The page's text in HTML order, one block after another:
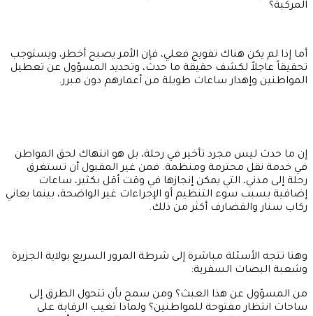
المركبة؟
أما إذا لم يكن هناك تفويج فعلي، فإن الأمر يصبح أخطر، ويستوجب
تحقيقاً عاجلاً لكشف حقيقة ما حدث، وتحديد المسؤول عن تعطيل
المواطنين وإهدار ساعات طويلة من أعمارهم دون مبرر.
إن ما حدث ليس مجرد تأخير في رحلة، بل هو انتهاك لحق المواطن
في خدمة نقل محترمة ومنظمة. فمن غير المقبول أن تستغرق
رحلة إلى مدني، التي يمكن إنجازها في وقت أقل بكثير، ساعات
إضافية بسبب سوء التنظيم أو الإجراءات غير الواضحة، بينما يعاني
ركاب سنار والقضارف أكثر من ذلك.
وهنا تتجه الأسئلة مباشرة إلى شرطة المرور السريع بولاية الجزيرة
وشعبة البصات السفرية:
من المسؤول عن هذا العبث؟ ومن سمح بأن تتحول الطرق إلى
ساحات انتظار مفتوحة للمواطنين؟ ولماذا تغيب الرقابة على